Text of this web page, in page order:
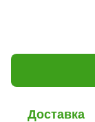
Доставка